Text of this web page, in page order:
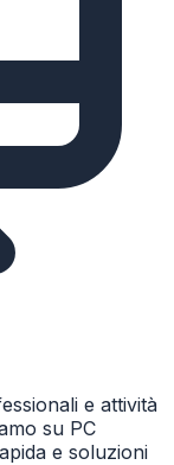
e attività
su PC
e soluzioni